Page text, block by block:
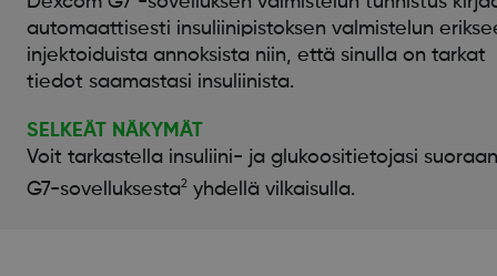
automaattisesti insuliinipistoksen valmistelun
injektoiduista annoksista niin, että sinulla on tarkat
tiedot saamastasi insuliinista.
SELKEÄT NÄKYMÄT
Voit tarkastella insuliini- ja glukoositietojasi suoraan
G7-sovelluksesta2 yhdellä vilkaisulla.